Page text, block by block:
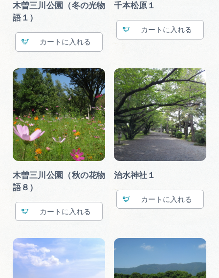
木曽三川公園（冬の光物
語１）
カート
千本松原１
カート
木曽三川公園（秋の花物
語８）
カート
治水神社１
カート